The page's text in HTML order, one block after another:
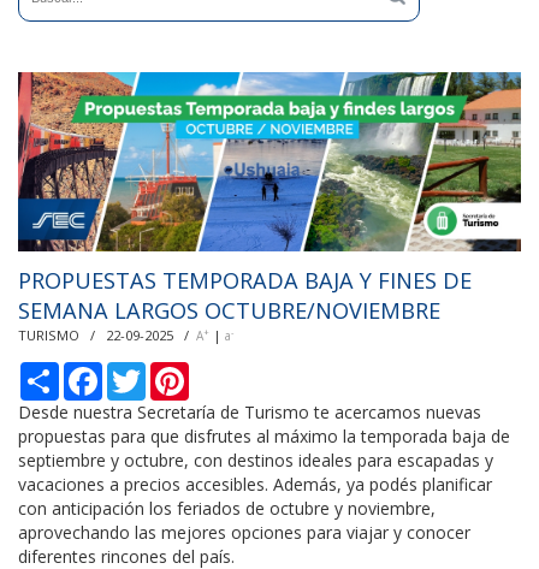
PROPUESTAS TEMPORADA BAJA Y FINES DE
SEMANA LARGOS OCTUBRE/NOVIEMBRE
TURISMO / 22-09-2025 / A+ | a-
С
о
д
е
л
и
F
c
e
b
o
o
k
T
w
i
e
r
n
t
e
r
e
s
t
Desde nuestra Secretaría de Turismo te acercamos nuevas
propuestas para que disfrutes al máximo la temporada baja de
septiembre y octubre, con destinos ideales para escapadas y
vacaciones a precios accesibles. Además, ya podés planificar
con anticipación los feriados de octubre y noviembre,
aprovechando las mejores opciones para viajar y conocer
diferentes rincones del país.